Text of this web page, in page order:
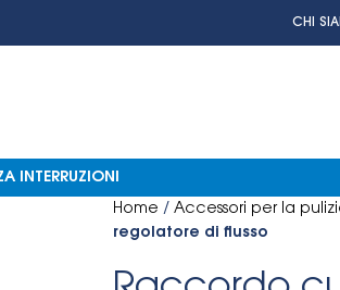
CHI
INTERRUZIONI
Home / Accessori per la
regolatore di flusso